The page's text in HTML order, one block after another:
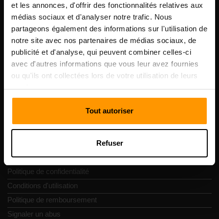
et les annonces, d'offrir des fonctionnalités relatives aux
médias sociaux et d'analyser notre trafic. Nous
partageons également des informations sur l'utilisation de
notre site avec nos partenaires de médias sociaux, de
publicité et d'analyse, qui peuvent combiner celles-ci
avec d'autres informations que vous leur avez fournies
ou qu'ils ont collectées lors de votre utilisation de leurs
services.
Tout autoriser
Refuser
Scalable Hosting Solutions OÜ
Code d'enregistrement: 14652605
numéro de TVA: EE102133820
Adresse: Harju maakond, Tallinn, Kesklinna linnaosa,
Vesivärava tn 50-201, 10152
Contacts
Politique de confidentialité
Conditions d'utilisation
Politique de remboursement
Signaler un abus